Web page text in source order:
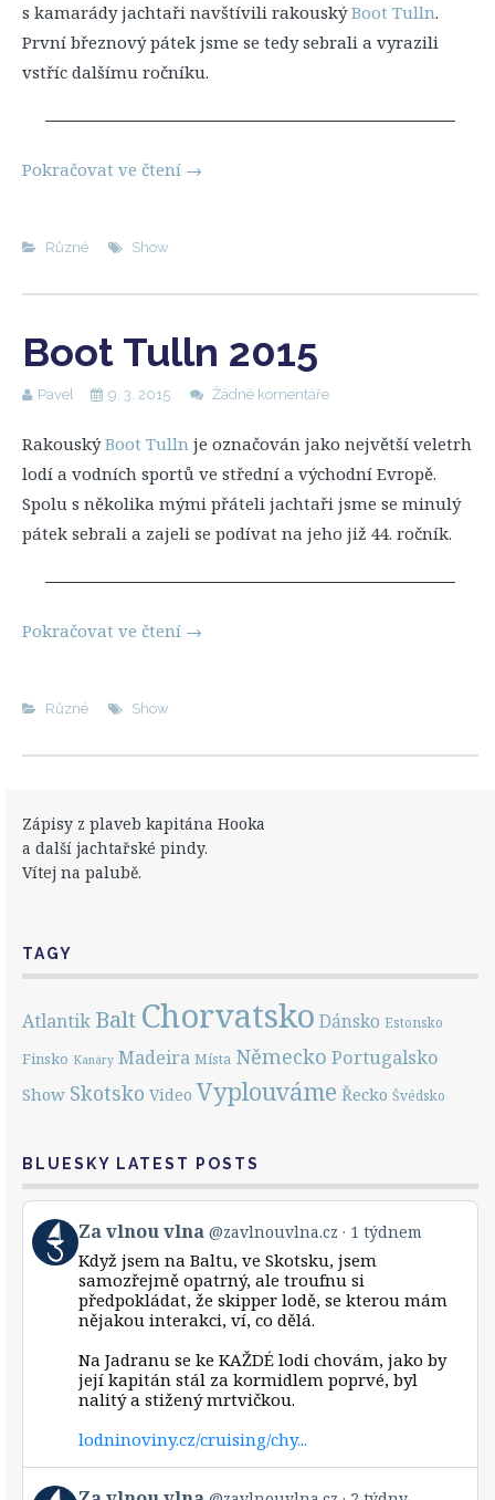
s kamarády jachtaři navštívili rakouskýBoot Tulln.
První březnový pátek jsme se tedy sebrali a vyrazili
vstříc dalšímu ročníku.
Pokračovat ve čtení →
Různé Show
Boot Tulln 2015
Pavel 9. 3. 2015 Žádné komentáře
RakouskýBoot Tulln je označován jako největší veletrh
lodí a vodních sportů ve střední a východní Evropě.
Spolu s několika mými přáteli jachtaři jsme se minulý
pátek sebrali a zajeli se podívat na jeho již 44. ročník.
Pokračovat ve čtení →
Různé Show
Zápisy z plaveb kapitána Hooka
a další jachtařské pindy.
Vítej na palubě.
TAGY
Atlantik Balt Chorvatsko Dánsko Estonsko
Finsko Kanáry Madeira Místa Německo Portugalsko
Show Skotsko Video Vyplouváme Řecko Švédsko
BLUESKY LATEST POSTS
View
post
by
Bluesky
Za vlnou vlna @zavlnouvlna.cz 1 týdnem
Když jsem na Baltu, ve Skotsku, jsem
samozřejmě opatrný, ale troufnu si
předpokládat, že skipper lodě, se kterou mám
nějakou interakci, ví, co dělá.
Na Jadranu se ke KAŽDÉ lodi chovám, jako by
její kapitán stál za kormidlem poprvé, byl
nalitý a stižený mrtvičkou.
lodninoviny.cz/cruising/chy...
View